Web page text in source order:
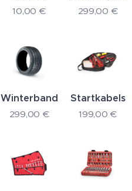
10,00 € 299,00 €
Winterbanden
299,00 €
Startkabels
199,00 €